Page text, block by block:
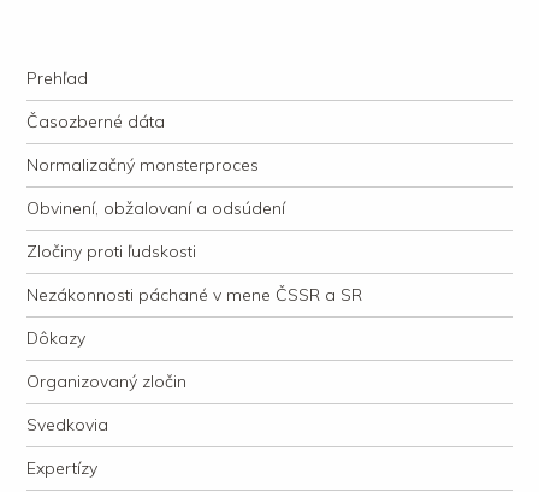
justície
Navigation
Skip to content
Prehľad
Časozberné dáta
Normalizačný monsterproces
Obvinení, obžalovaní a odsúdení
Zločiny proti ľudskosti
Nezákonnosti páchané v mene ČSSR a SR
Dôkazy
Organizovaný zločin
Svedkovia
Expertízy